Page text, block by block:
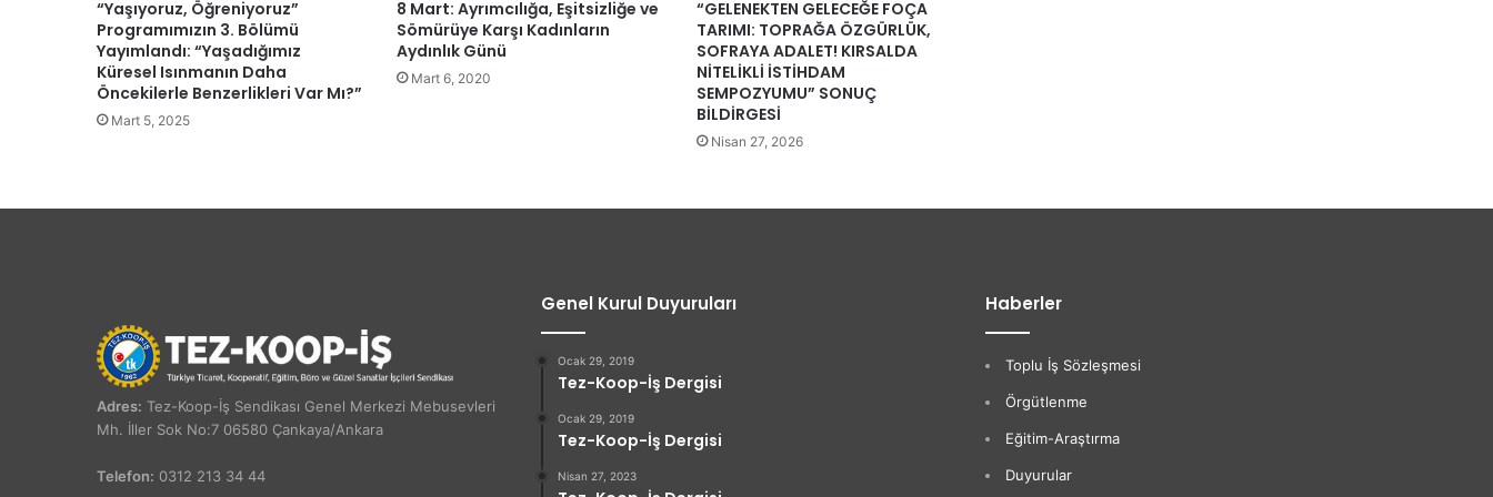
“Yaşıyoruz, Öğreniyoruz”
Programımızın 3. Bölümü
Yayımlandı: “Yaşadığımız
Küresel Isınmanın Daha
Öncekilerle Benzerlikleri Var Mı?”
Mart 5, 2025
8 Mart: Ayrımcılığa, Eşitsizliğe ve
Sömürüye Karşı Kadınların
Aydınlık Günü
Mart 6, 2020
“GELENEKTEN GELECEĞE FOÇA
TARIMI: TOPRAĞA ÖZGÜRLÜK,
SOFRAYA ADALET! KIRSALDA
NİTELİKLİ İSTİHDAM
SEMPOZYUMU” SONUÇ
BİLDİRGESİ
Nisan 27, 2026
Adres: Tez-Koop-İş Sendikası Genel Merkezi Mebusevleri
Mh. İller Sok No:7 06580 Çankaya/Ankara
Telefon: 0312 213 34 44
Genel Kurul Duyuruları
Ocak 29, 2019
Tez-Koop-İş Dergisi
Ocak 29, 2019
Tez-Koop-İş Dergisi
Nisan 27, 2023
Haberler
Toplu İş Sözleşmesi
Örgütlenme
Eğitim-Araştırma
Duyurular